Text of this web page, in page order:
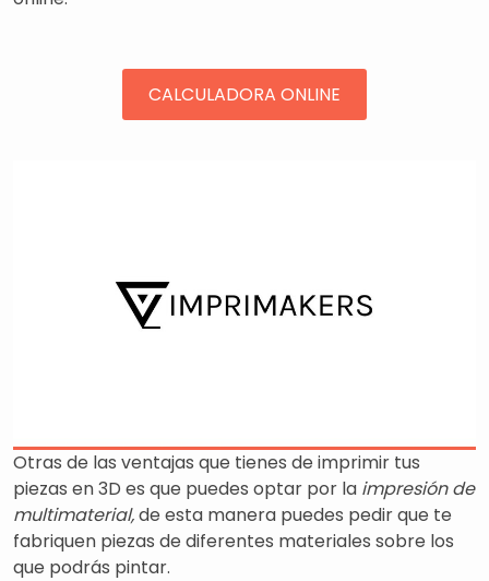
CALCULADORA ONLINE
Otras de las ventajas que tienes de imprimir tus
piezas en 3D es que puedes optar por la impresión de
multimaterial,de esta manera puedes pedir que te
fabriquen piezas de diferentes materiales sobre los
que podrás pintar.